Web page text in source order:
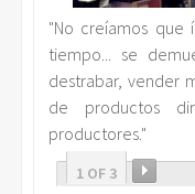
"No creíamos que
tiempo... se
destrabar, vender
de productos
productores."
1 OF 3